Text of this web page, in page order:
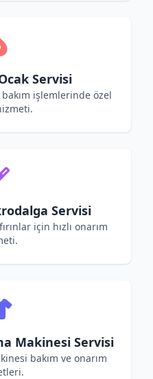
Servisi
işlemlerinde özel
Servisi
için hızlı onarım
Makinesi Servisi
bakım ve onarım